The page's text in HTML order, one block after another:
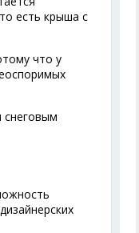
есть крыша с
что у
снеговым